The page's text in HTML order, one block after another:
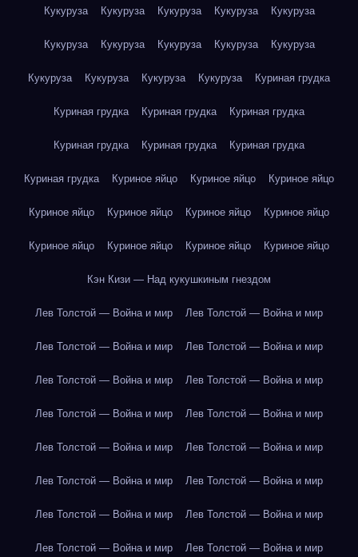
Кукуруза Кукуруза Кукуруза Кукуруза Кукуруза
Кукуруза Кукуруза Кукуруза Кукуруза Кукуруза
Кукуруза Кукуруза Кукуруза Кукуруза Куриная грудка
Куриная грудка Куриная грудка Куриная грудка
Куриная грудка Куриная грудка Куриная грудка
Куриная грудка Куриное яйцо Куриное яйцо Куриное яйцо
Куриное яйцо Куриное яйцо Куриное яйцо Куриное яйцо
Куриное яйцо Куриное яйцо Куриное яйцо Куриное яйцо
Кэн Кизи — Над кукушкиным гнездом
Лев Толстой — Война и мир Лев Толстой — Война и мир
Лев Толстой — Война и мир Лев Толстой — Война и мир
Лев Толстой — Война и мир Лев Толстой — Война и мир
Лев Толстой — Война и мир Лев Толстой — Война и мир
Лев Толстой — Война и мир Лев Толстой — Война и мир
Лев Толстой — Война и мир Лев Толстой — Война и мир
Лев Толстой — Война и мир Лев Толстой — Война и мир
Лев Толстой — Война и мир Лев Толстой — Война и мир